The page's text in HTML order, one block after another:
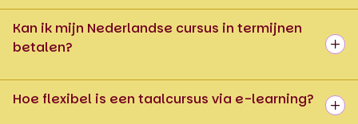
Kan ik mijn Nederlandse cursus in termijnen
betalen?
Hoe flexibel is een taalcursus via e-learning?